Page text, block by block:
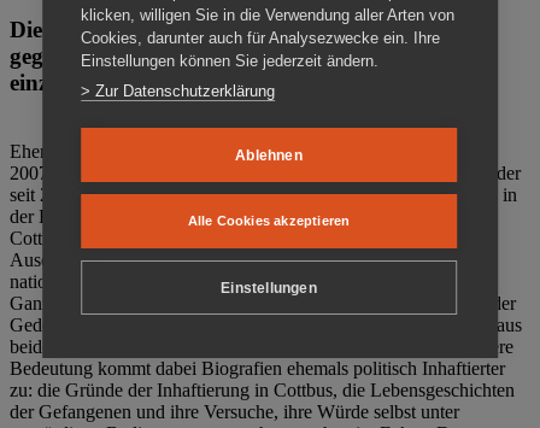
Die Gedenkstätte Zuchthaus Cottbus ist ein Ort
gegen das Vergessen. Anschaulich, nah und
einzigartig.
Ehemalige politische Häftlinge der DDR gründeten im Oktober
2007 den Verein Menschenrechtszentrum Cottbus e. V. (MRZ), der
seit 2011 Eigentümer des ehemaligen Gefängnisses (1860-2002) in
der Bautzener Straße und Träger der Gedenkstätte Zuchthaus
Cottbus ist. Im Zentrum der Arbeit der Gedenkstätte steht die
Auseinandersetzung mit politischem Unrecht während der
nationalsozialistischen Terrorherrschaft und der SED-Diktatur.
Ganzjährig zeigen mehrere Dauer- und Sonderausstellungen in der
Gedenkstätte Zuchthaus Cottbus Beispiele politischen Unrechts aus
beiden deutschen Diktaturen des 20. Jahrhunderts. Eine besondere
Bedeutung kommt dabei Biografien ehemals politisch Inhaftierter
zu: die Gründe der Inhaftierung in Cottbus, die Lebensgeschichten
der Gefangenen und ihre Versuche, ihre Würde selbst unter
klicken, willigen Sie in die Verwendung aller Arten von
Cookies, darunter auch für Analysezwecke ein. Ihre
Einstellungen können Sie jederzeit ändern.
> Zur Datenschutzerklärung
Ablehnen
Alle Cookies akzeptieren
Einstellungen